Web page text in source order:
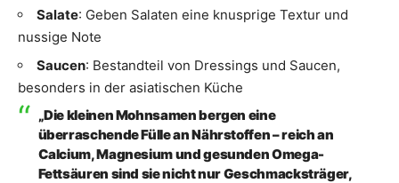
Salate: Geben Salaten eine knusprige Textur und
nussige Note
Saucen: Bestandteil von Dressings und Saucen,
besonders in der asiatischen Küche
„Die kleinen Mohnsamen bergen eine
überraschende Fülle an Nährstoffen – reich an
Calcium, Magnesium und gesunden Omega-
Fettsäuren sind sie nicht nur Geschmacksträger,